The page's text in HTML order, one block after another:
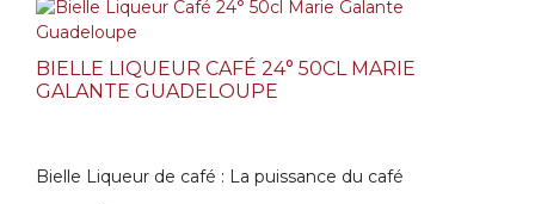
BIELLE LIQUEUR CAFÉ 24° 50CL MARIE
GALANTE GUADELOUPE
Bielle Liqueur de café : La puissance du café